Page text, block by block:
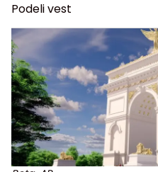
Podeli vest